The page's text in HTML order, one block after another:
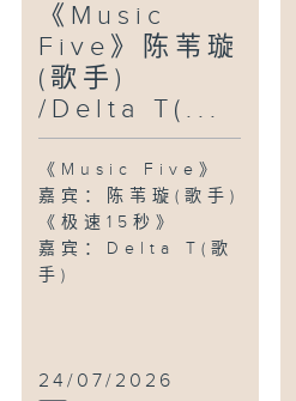
《Music
Five》陈苇璇
(歌手)
/Delta T(...
《Music Five》
嘉宾：陈苇璇(歌手)
《极速15秒》
嘉宾：Delta T(歌
手)
24/07/2026